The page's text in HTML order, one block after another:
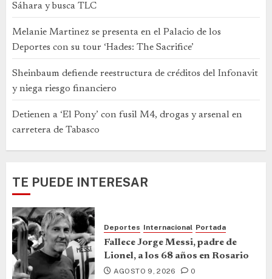
Sáhara y busca TLC
Melanie Martinez se presenta en el Palacio de los
Deportes con su tour ‘Hades: The Sacrifice’
Sheinbaum defiende reestructura de créditos del Infonavit
y niega riesgo financiero
Detienen a ‘El Pony’ con fusil M4, drogas y arsenal en
carretera de Tabasco
TE PUEDE INTERESAR
Deportes Internacional Portada
Fallece Jorge Messi, padre de
Lionel, a los 68 años en Rosario
AGOSTO 9, 2026 0